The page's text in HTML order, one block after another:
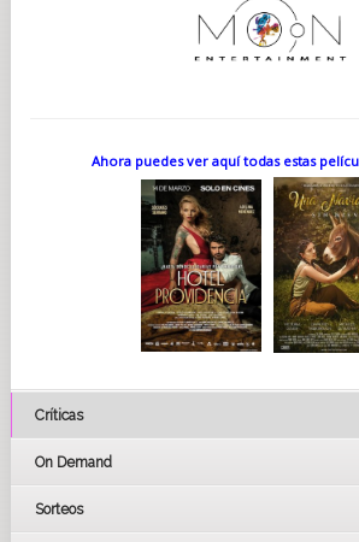
Ahora puedes ver aquí todas estas
Críticas
On Demand
Sorteos